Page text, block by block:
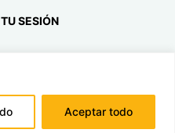
Aceptar todo
SESIÓN
Pejegordo.com
derechos reservados